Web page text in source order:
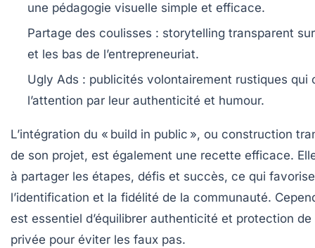
une pédagogie visuelle simple et efficace.
Partage des coulisses : storytelling transparent
et les bas de l’entrepreneuriat.
Ugly Ads : publicités volontairement rustiques qui
l’attention par leur authenticité et humour.
L’intégration du « build in public », ou construction
de son projet, est également une recette efficace.
à partager les étapes, défis et succès, ce qui favorise
l’identification et la fidélité de la communauté.
est essentiel d’équilibrer authenticité et protection de
privée pour éviter les faux pas.